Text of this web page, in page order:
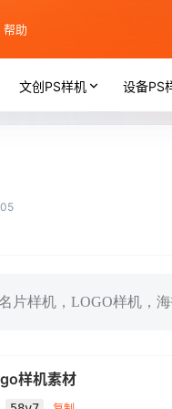
帮助
文创PS样机 设备PS
片样机，LOGO样机，
样机素材